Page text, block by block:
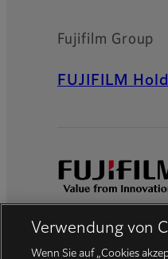
Fujifilm Group
FUJIFILM
Verwendung von
Wenn Sie auf „Cookies